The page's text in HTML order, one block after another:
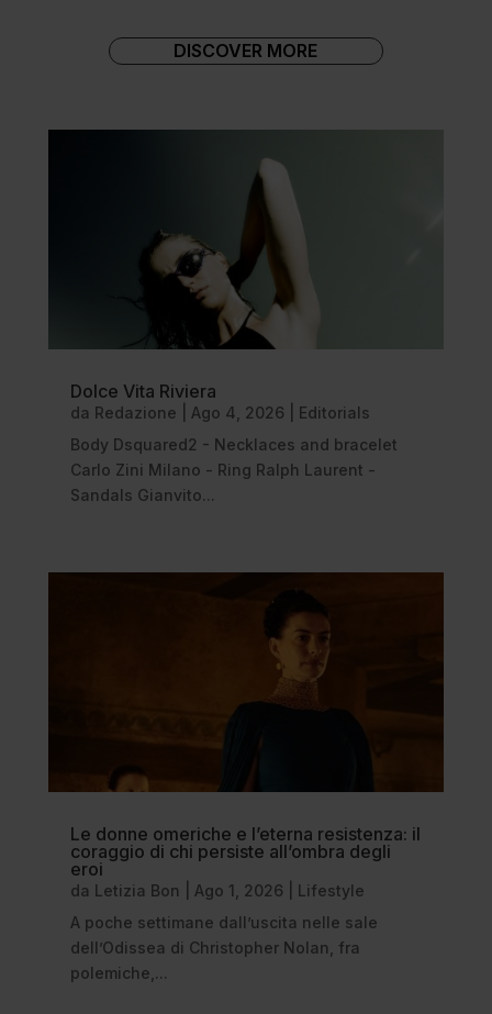
DISCOVER MORE
Dolce Vita Riviera
da Redazione Ago 4, 2026
Editorials
Body Dsquared2 - Necklaces and bracelet
Carlo Zini Milano - Ring Ralph Laurent -
Sandals Gianvito...
Le donne omeriche e l’eterna resistenza: il
coraggio di chi persiste all’ombra degli
eroi
da Letizia Bon Ago 1, 2026
Lifestyle
A poche settimane dall’uscita nelle sale
dell’Odissea di Christopher Nolan, fra
polemiche,...